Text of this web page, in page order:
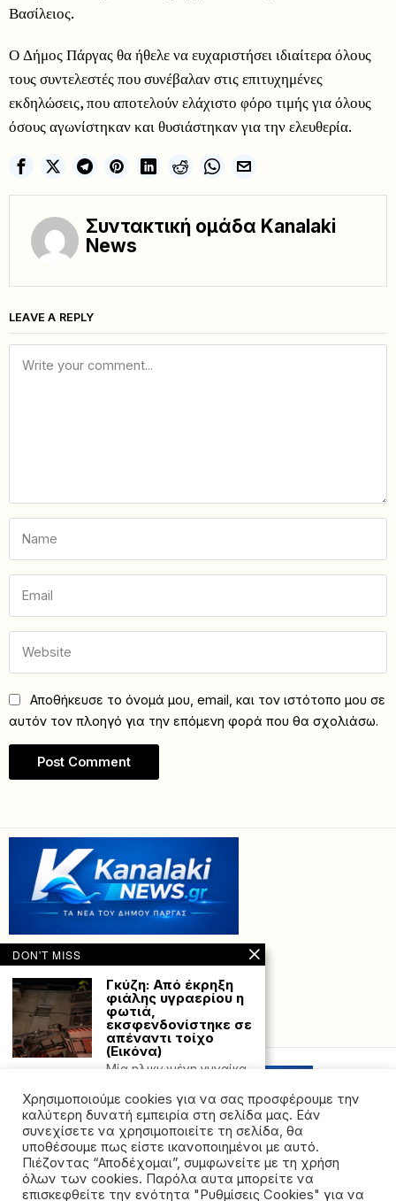
Βασίλειος.
Ο Δήμος Πάργας θα ήθελε να ευχαριστήσει ιδιαίτερα όλους
τους συντελεστές που συνέβαλαν στις επιτυχημένες
εκδηλώσεις, που αποτελούν ελάχιστο φόρο τιμής για όλους
όσους αγωνίστηκαν και θυσιάστηκαν για την ελευθερία.
Συντακτική ομάδα Kanalaki
News
LEAVE A REPLY
Αποθήκευσε το όνομά μου, email, και τον ιστότοπο μου σε
αυτόν τον πλοηγό για την επόμενη φορά που θα σχολιάσω.
Powered with by Hostville”)
©2026 - All rights reserved. Απαγορεύεται ρητά η
Χρησιμοποιούμε cookies για να σας προσφέρουμε την
καλύτερη δυνατή εμπειρία στη σελίδα μας. Εάν
συνεχίσετε να χρησιμοποιείτε τη σελίδα, θα
υποθέσουμε πως είστε ικανοποιημένοι με αυτό.
Πιέζοντας “Αποδέχομαι”, συμφωνείτε με τη χρήση
όλων των cookies. Παρόλα αυτα μπορείτε να
επισκεφθείτε την ενότητα "Ρυθμίσεις Cookies" για να
DON'T MISS
Γκύζη: Από έκρηξη
φιάλης υγραερίου η
φωτιά,
εκσφενδονίστηκε σε
απέναντι τοίχο
(Εικόνα)
Μία ηλικιωμένη γυναίκα
εγκαύματα στη φωτιά
στου Γκύζη.
Χανιά: 52 υποθέσεις
παράνομης
οπλοκατοχής σε ένα
μόλις 24ωρο
Σε όλες τις περιπτώσεις